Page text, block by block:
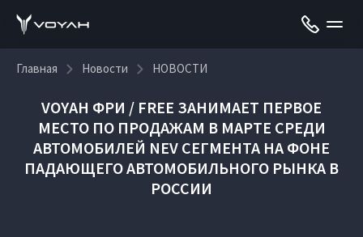
Главная Новости НОВОСТИ
VOYAH ФРИ / FREE ЗАНИМАЕТ ПЕРВОЕ
МЕСТО ПО ПРОДАЖАМ В МАРТЕ СРЕДИ
АВТОМОБИЛЕЙ NEV СЕГМЕНТА НА ФОНЕ
ПАДАЮЩЕГО АВТОМОБИЛЬНОГО РЫНКА В
РОССИИ